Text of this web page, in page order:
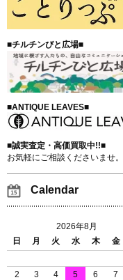
■チルチンびと広場■
■ANTIQUE LEAVES■
■誠実査定・高価買取中!!■
お気軽にご相談くださいませ。
Calendar
2026年8月
日
月 火 水 木 金
2
3 4 5 6 7